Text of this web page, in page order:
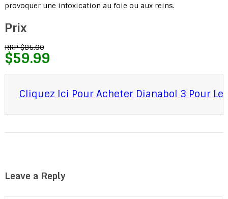
provoquer une intoxication au foie ou aux reins.
Prix
RRP $85.00
$59.99
Cliquez Ici Pour Acheter Dianabol 3 Pour Le
Leave a Reply